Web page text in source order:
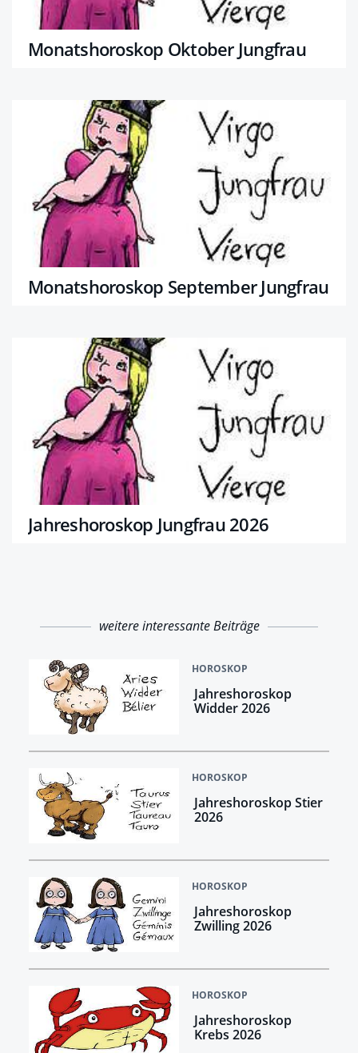
Monatshoroskop Oktober Jungfrau
Monatshoroskop September Jungfrau
Jahreshoroskop Jungfrau 2026
weitere interessante Beiträge
HOROSKOP
Jahreshoroskop
Widder 2026
HOROSKOP
Jahreshoroskop Stier
2026
HOROSKOP
Jahreshoroskop
Zwilling 2026
HOROSKOP
Jahreshoroskop
Krebs 2026